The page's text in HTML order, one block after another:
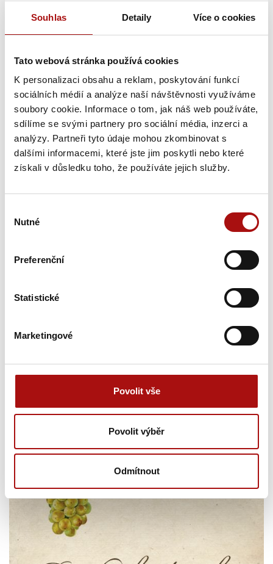
Souhlas Detaily Více o cookies
Tato webová stránka používá cookies
K personalizaci obsahu a reklam, poskytování funkcí
sociálních médií a analýze naší návštěvnosti využíváme
soubory cookie. Informace o tom, jak náš web používáte,
sdílíme se svými partnery pro sociální média, inzerci a
analýzy. Partneři tyto údaje mohou zkombinovat s
dalšími informacemi, které jste jim poskytli nebo které
získali v důsledku toho, že používáte jejich služby.
souhlasu
Nutné
Preferenční
Statistické
Marketingové
Povolit vše
Povolit výběr
Odmítnout